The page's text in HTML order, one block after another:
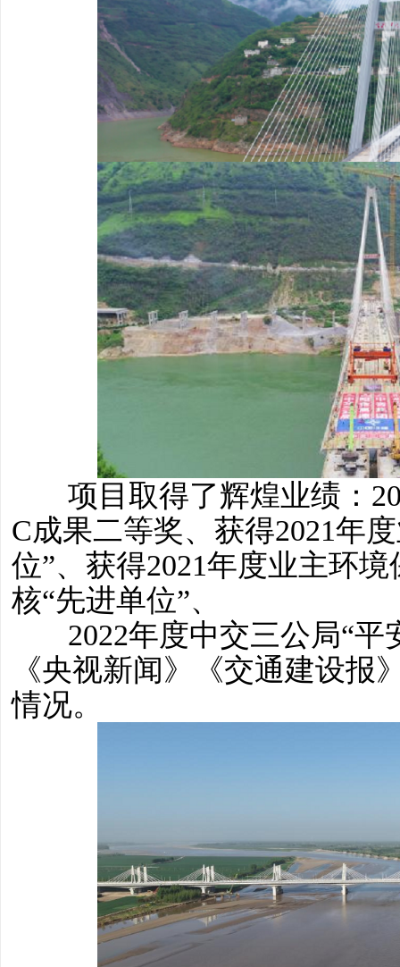
项目取得了辉煌业绩：
C成果二等奖、获得2021年
位”、获得2021年度业主环
核“先进单位”、
2022年度中交三公局“
《央视新闻》《交通建设报
情况。